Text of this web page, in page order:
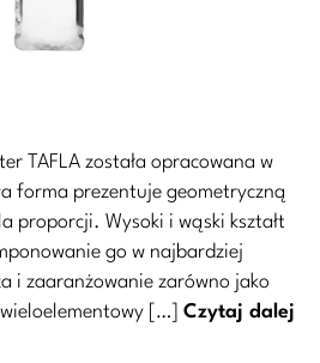
TAFLA została opracowana w
forma prezentuje geometryczną
proporcji. Wysoki i wąski kształt
go w najbardziej
i zaaranżowanie zarówno jako
[…] Czytaj dalej